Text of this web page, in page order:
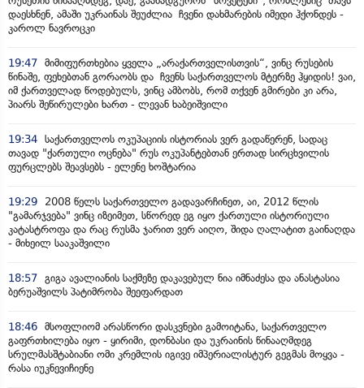
დაესხნენ, ამაში უკრაინას შეუძლია ჩვენი დახმარების იმედი ჰქონდეს -
კაროლ ნავროცკი
19:47 მიმიფურთხებია ყველა „არაქართველისთვის“, ვინც რუსების
წინაშე, ფეხებთან გორაობს და ჩვენს საქართველოს მტერზე ჰყიდის! ვაი,
იმ ქართველად წოდებულს, ვინც ამბობს, რომ თქვენ გმირები კი არა,
პიარს შეწირულები ხართ - ლევან ხაბეიშვილი
19:34 საქართველოს ოკუპაციის ისტორიას ვერ გადაწერენ, სადაც
თავად "ქართული ოცნება" რუს ოკუპანტებთან ერთად სირცხვილის
ფურცლებს შეავსებს - ელენე ხოშტარია
19:29
2008 წელს საქართველო გადავარჩინეთ, აი, 2012 წლის
"გამარჯვება" ვინც იზეიმეთ, სწორედ ეგ იყო ქართული ისტორიული
კატასტროფა და რაც რუსმა ჯარით ვერ აიღო, შიდა ღალატით გაინაღდა
- მიხეილ სააკაშვილი
18:57 გიგა ავალიანის საქმეზე დაკავებულ ნია იმნაძესა და ანასტასია
ბერუაშვილს პატიმრობა შეეფარდათ
18:46 მსოფლიომ არასწორი დასკვნები გამოიტანა, საქართველო
გაფრთხილება იყო - ყირიმი, დონბასი და უკრაინის წინააღმდეგ
სრულმასშტაბიანი ომი კრემლის იგივე იმპერიალისტურ გეგმას მოყვა -
რასა იუკნევიჩიენე